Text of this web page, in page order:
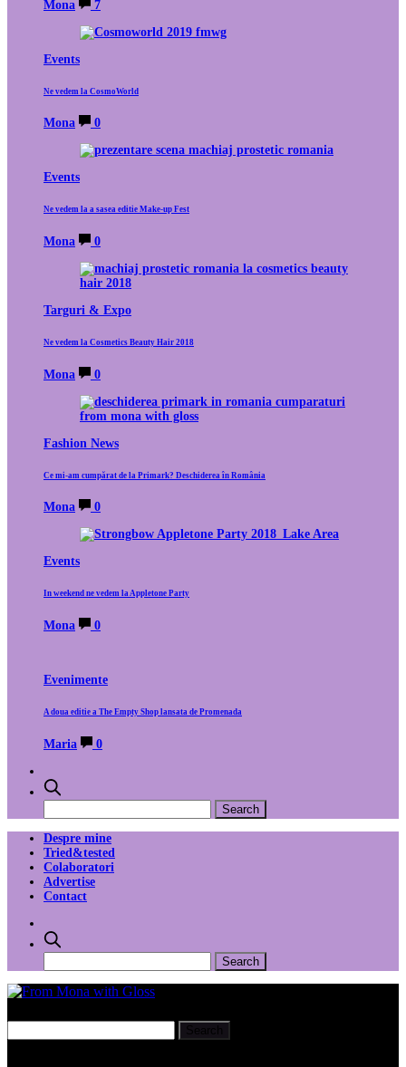
Mona 7
Events
Ne vedem la CosmoWorld
Mona 0
Events
Ne vedem la a sasea editie Make-up Fest
Mona 0
Targuri & Expo
Ne vedem la Cosmetics Beauty Hair 2018
Mona 0
Fashion News
Ce mi-am cumpărat de la Primark? Deschiderea în România
Mona 0
Events
In weekend ne vedem la Appletone Party
Mona 0
Evenimente
A doua editie a The Empty Shop lansata de Promenada
Maria 0
Despre mine
Tried&tested
Colaboratori
Advertise
Contact